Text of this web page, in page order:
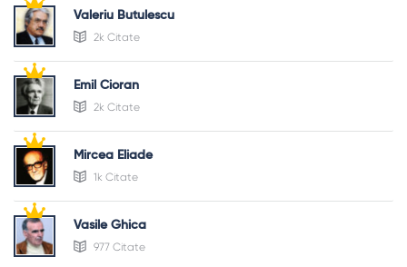
Valeriu Butulescu
2k Citate
Emil Cioran
2k Citate
Mircea Eliade
1k Citate
Vasile Ghica
977 Citate